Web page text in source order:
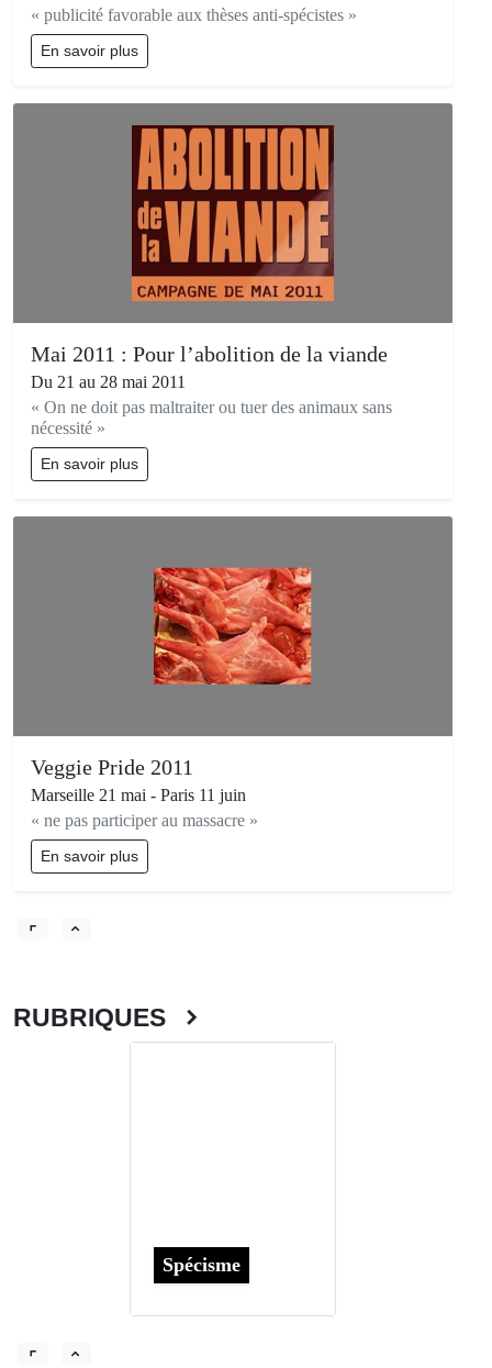
« publicité favorable aux thèses anti-spécistes »
En savoir plus
Mai 2011 : Pour l’abolition de la viande
Du 21 au 28 mai 2011
« On ne doit pas maltraiter ou tuer des animaux sans
nécessité »
En savoir plus
Veggie Pride 2011
Marseille 21 mai - Paris 11 juin
« ne pas participer au massacre »
En savoir plus
RUBRIQUES
Spécisme